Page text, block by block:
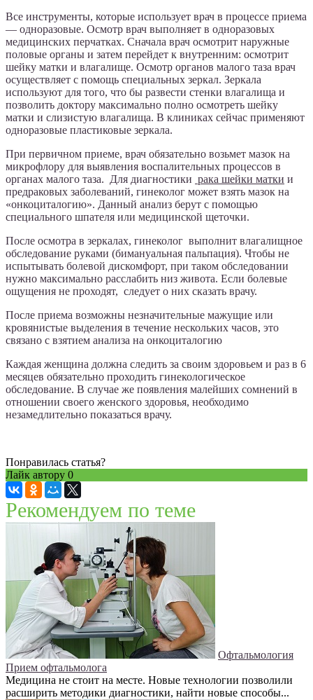
Все инструменты, которые использует врач в процессе приема
— одноразовые. Осмотр врач выполняет в одноразовых
медицинских перчатках. Сначала врач осмотрит наружные
половые органы и затем перейдет к внутренним: осмотрит
шейку матки и влагалище. Осмотр органов малого таза врач
осуществляет с помощь специальных зеркал. Зеркала
используют для того, что бы развести стенки влагалища и
позволить доктору максимально полно осмотреть шейку
матки и слизистую влагалища. В клиниках сейчас применяют
одноразовые пластиковые зеркала.
При первичном приеме, врач обязательно возьмет мазок на
микрофлору для выявления воспалительных процессов в
органах малого таза. Для диагностики рака шейки матки и
предраковых заболеваний, гинеколог может взять мазок на
«онкоциталогию». Данный анализ берут с помощью
специального шпателя или медицинской щеточки.
После осмотра в зеркалах, гинеколог выполнит влагалищное
обследование руками (бимануальная пальпация). Чтобы не
испытывать болевой дискомфорт, при таком обследовании
нужно максимально расслабить низ живота. Если болевые
ощущения не проходят, следует о них сказать врачу.
После приема возможны незначительные мажущие или
кровянистые выделения в течение нескольких часов, это
связано с взятием анализа на онкоциталогию
Каждая женщина должна следить за своим здоровьем и раз в 6
месяцев обязательно проходить гинекологическое
обследование. В случае же появления малейших сомнений в
отношении своего женского здоровья, необходимо
незамедлительно показаться врачу.
Понравилась статья?
Лайк автору 0
Рекомендуем по теме
Офтальмология
Прием офтальмолога
Медицина не стоит на месте. Новые технологии позволили
расширить методики диагностики, найти новые способы...